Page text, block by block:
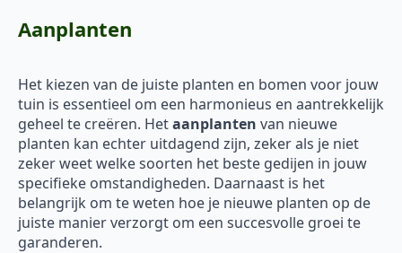
Aanplanten
Het kiezen van de juiste planten en bomen voor jouw
tuin is essentieel om een harmonieus en aantrekkelijk
geheel te creëren. Hetaanplanten van nieuwe
planten kan echter uitdagend zijn, zeker als je niet
zeker weet welke soorten het beste gedijen in jouw
specifieke omstandigheden. Daarnaast is het
belangrijk om te weten hoe je nieuwe planten op de
juiste manier verzorgt om een succesvolle groei te
garanderen.